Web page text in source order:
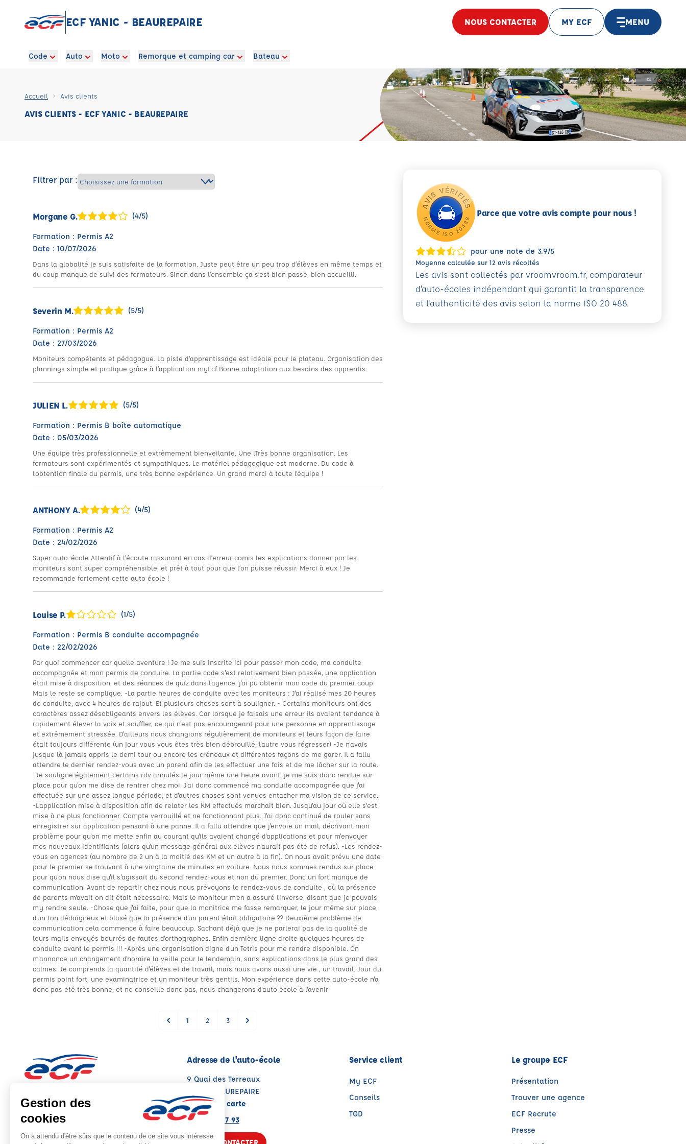
ECF YANIC - BEAUREPAIRE NOUS CONTACTER MY ECF MENU
Code Auto Moto Remorque et camping car Bateau
Accueil Avis clients
AVIS CLIENTS - ECF YANIC - BEAUREPAIRE
Filtrer par :
Morgane G. (4/5)
Formation : Permis A2
Date : 10/07/2026
Dans la globalité je suis satisfaite de la formation. Juste peut être un peu trop d’élèves en même temps et
du coup manque de suivi des formateurs. Sinon dans l’ensemble ça s’est bien passé, bien accueilli.
Severin M. (5/5)
Formation : Permis A2
Date : 27/03/2026
Moniteurs compétents et pédagogue. La piste d’apprentissage est idéale pour le plateau. Organisation des
plannings simple et pratique grâce à l’application myEcf Bonne adaptation aux besoins des apprentis.
JULIEN L. (5/5)
Formation : Permis B boîte automatique
Date : 05/03/2026
Une équipe très professionnelle et extrêmement bienveilante. Une lTrès bonne organisation. Les
formateurs sont expérimentés et sympathiques. Le matériel pédagogique est moderne. Du code à
l'obtention finale du permis, une très bonne expérience. Un grand merci à toute l'équipe !
ANTHONY A. (4/5)
Formation : Permis A2
Date : 24/02/2026
Super auto-école Attentif à l’écoute rassurant en cas d’erreur comis les explications donner par les
moniteurs sont super compréhensible, et prêt à tout pour que l’on puisse réussir. Merci à eux ! Je
recommande fortement cette auto école !
Louise P. (1/5)
Formation : Permis B conduite accompagnée
Date : 22/02/2026
Par quoi commencer car quelle aventure ! Je me suis inscrite ici pour passer mon code, ma conduite
accompagnée et mon permis de conduire. La partie code s'est relativement bien passée, une application
était mise à disposition, et des séances de quiz dans l'agence, j'ai pu obtenir mon code du premier coup.
Mais le reste se complique. -La partie heures de conduite avec les moniteurs : J'ai réalisé mes 20 heures
de conduite, avec 4 heures de rajout. Et plusieurs choses sont à souligner. - Certains moniteurs ont des
caractères assez désobligeants envers les élèves. Car lorsque je faisais une erreur ils avaient tendance à
rapidement élever la voix et souffler, ce qui n'est pas encourageant pour une personne en apprentissage
et extrêmement stressée. D'ailleurs nous changions régulièrement de moniteurs et leurs façon de faire
était toujours différente (un jour vous vous êtes très bien débrouillé, l'autre vous régresser) -Je n'avais
jusque là jamais appris le demi tour ou encore les créneaux et différentes façons de me garer. Il a fallu
attendre le dernier rendez-vous avec un parent afin de les effectuer une fois et de me lâcher sur la route.
-Je souligne également certains rdv annulés le jour même une heure avant, je me suis donc rendue sur
place pour qu'on me dise de rentrer chez moi. J'ai donc commencé ma conduite accompagnée que j'ai
effectuée sur une assez longue période, et d'autres choses sont venues entacher ma vision de ce service.
-L'application mise à disposition afin de relater les KM effectués marchait bien. Jusqu'au jour où elle s'est
mise à ne plus fonctionner. Compte verrouillé et ne fonctionnant plus. J'ai donc continué de rouler sans
enregistrer sur application pensant à une panne. Il a fallu attendre que j'envoie un mail, décrivant mon
problème pour qu'on me mette enfin au courant qu'ils avaient changé d'applications et pour m'envoyer
mes nouveaux identifiants (alors qu'un message général aux élèves n'aurait pas été de refus). -Les rendez-
vous en agences (au nombre de 2 un à la moitié des KM et un autre à la fin). On nous avait prévu une date
pour le premier se trouvant à une vingtaine de minutes en voiture. Nous nous sommes rendus sur place
pour qu'on nous dise qu'il s'agissait du second rendez-vous et non du premier. Donc un fort manque de
communication. Avant de repartir chez nous nous prévoyons le rendez-vous de conduite , où la présence
de parents m'avait on dit était nécessaire. Mais le moniteur m'en a assuré l'inverse, disant que je pouvais
m'y rendre seule. -Chose que j'ai faite, pour que la monitrice me fasse remarquer, le jour même sur place,
d'un ton dédaigneux et blasé que la présence d'un parent était obligatoire ?? Deuxième problème de
communication cela commence à faire beaucoup. Sachant déjà que je ne parlerai pas de la qualité de
leurs mails envoyés bourrés de fautes d'orthographes. Enfin dernière ligne droite quelques heures de
conduite avant le permis !!! -Après une organisation digne d'un Tetris pour me rendre disponible. On
m'annonce un changement d'horaire la veille pour le lendemain, sans explications dans le plus grand des
calmes. Je comprends la quantité d'élèves et de travail, mais nous avons aussi une vie , un travail. Jour du
permis point fort, une examinatrice et un moniteur très gentils. Mon expérience dans cette auto-école n'a
donc pas été très bonne, et ne conseille donc pas, nous changerons d'auto école à l'avenir
1 2 3
Parce que votre avis compte pour nous !
pour une note de 3.9/5
Moyenne calculée sur 12 avis récoltés
Les avis sont collectés par vroomvroom.fr, comparateur
d’auto-écoles indépendant qui garantit la transparence
et l'authenticité des avis selon la norme ISO 20 488.
Note : 3.9/5
Moyenne calculée sur 12 avis
Adresse de l'auto-école
9 Quai des Terreaux
38270 BEAUREPAIRE
Voir sur la carte
04 74 56 87 93
Service client
My ECF
Conseils
TGD
Le groupe ECF
Présentation
Trouver une agence
ECF Recrute
Presse